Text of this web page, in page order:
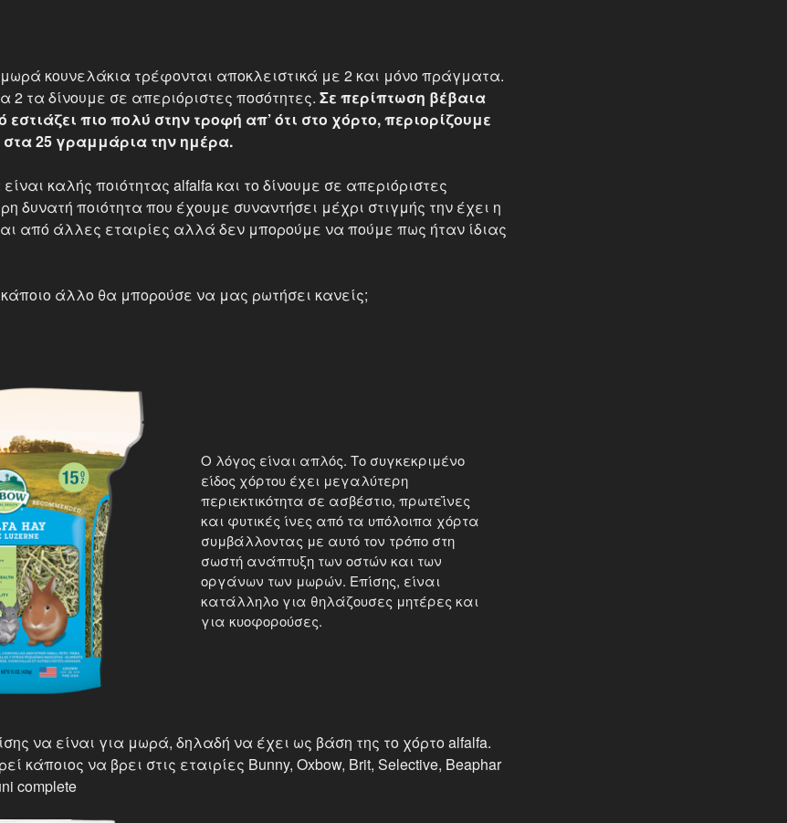
μωρά κουνελάκια τρέφονται αποκλειστικά με 2 και μόνο πράγματα.
2 τα δίνουμε σε απεριόριστες ποσότητες. Σε περίπτωση βέβαια
πιο πολύ στην τροφή απ’ ότι στο χόρτο, περιορίζουμε
25 γραμμάρια την ημέρα.
καλής ποιότητας alfalfa και το δίνουμε σε απεριόριστες
δυνατή ποιότητα που έχουμε συναντήσει μέχρι στιγμής την έχει η
από άλλες εταιρίες αλλά δεν μπορούμε να πούμε πως ήταν ίδιας
κάποιο άλλο θα μπορούσε να μας ρωτήσει κανείς;
Ο λόγος είναι απλός. Το συγκεκριμένο
είδος χόρτου έχει μεγαλύτερη
περιεκτικότητα σε ασβέστιο, πρωτεΐνες
και φυτικές ίνες από τα υπόλοιπα χόρτα
συμβάλλοντας με αυτό τον τρόπο στη
σωστή ανάπτυξη των οστών και των
οργάνων των μωρών. Επίσης, είναι
κατάλληλο για θηλάζουσες μητέρες και
για κυοφορούσες.
να είναι για μωρά, δηλαδή να έχει ως βάση της το χόρτο alfalfa.
κάποιος να βρει στις εταιρίες Bunny, Oxbow, Brit, Selective, Beaphar
complete